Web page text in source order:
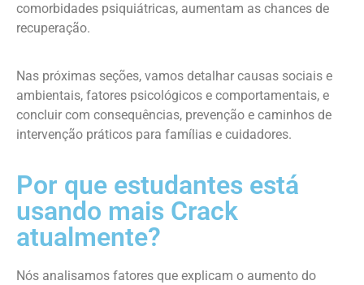
comorbidades psiquiátricas, aumentam as chances de
recuperação.
Nas próximas seções, vamos detalhar causas sociais e
ambientais, fatores psicológicos e comportamentais, e
concluir com consequências, prevenção e caminhos de
intervenção práticos para famílias e cuidadores.
Por que estudantes está
usando mais Crack
atualmente?
Nós analisamos fatores que explicam o aumento do